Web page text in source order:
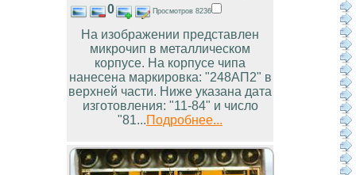
0 Просмотров 8236
На изображении представлен
микрочип в металлическом
корпусе. На корпусе чипа
нанесена маркировка: "248АП2" в
верхней части. Ниже указана дата
изготовления: "11-84" и число
"81...Подробнее...